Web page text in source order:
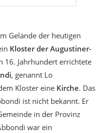
Gelände der heutigen
Kloster der Augustiner-
16. Jahrhundert errichtete
, genannt Lo
Kloster eine Kirche. Das
ist nicht bekannt. Er
in der Provinz
war ein